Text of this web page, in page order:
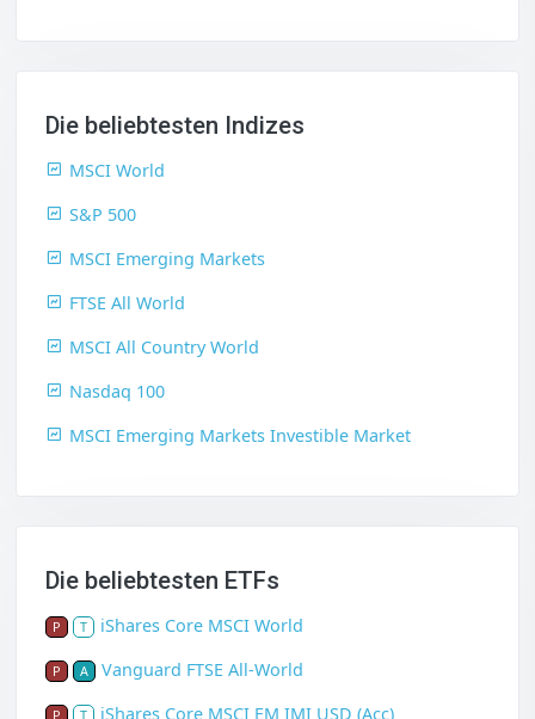
Die beliebtesten Indizes
MSCI World
S&P 500
MSCI Emerging Markets
FTSE All World
MSCI All Country World
Nasdaq 100
MSCI Emerging Markets Investible Market
Die beliebtesten ETFs
P T iShares Core MSCI World
P A Vanguard FTSE All-World
P T iShares Core MSCI EM IMI USD (Acc)